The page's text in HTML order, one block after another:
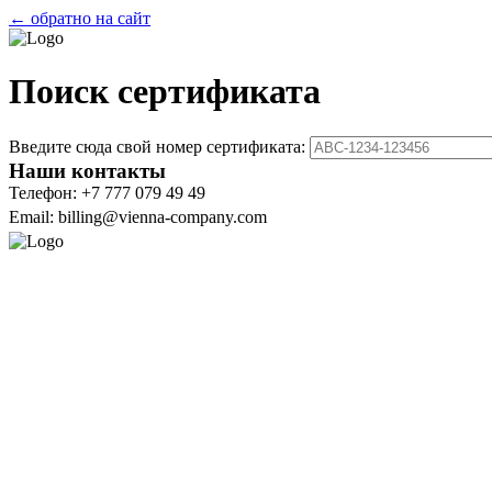
← обратно на сайт
Поиск сертификата
Введите сюда свой номер сертификата:
Наши контакты
Телефон: +7 777 079 49 49
Email: billing@vienna-company.com